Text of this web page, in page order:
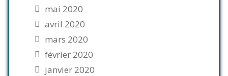
mai 2020
avril 2020
mars 2020
février 2020
janvier 2020